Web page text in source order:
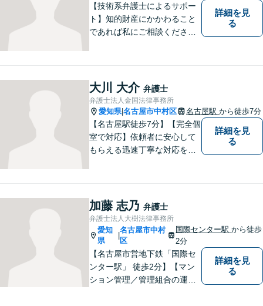
【技術系弁護士によるサポー
ト】知的財産にかかわること
であれば私にご相談くださ
力でサポートいたします。
詳細を見
る
大川 大介 弁護士
弁護士法人金国法律事務所
愛知県|名古屋市中村区 名古屋駅 から徒歩7分
【名古屋駅徒歩7分】【完全個
室で対応】依頼者に安心して
もらえる迅速丁寧な対応をモ
詳細を見
る
加藤 志乃 弁護士
弁護士法人大樹法律事務所
愛知
県
名古屋市中村
区
国際センター駅から徒歩
2分
【名古屋市営地下鉄「国際セ
ンター駅」 徒歩2分】【マン
ション管理／管理組合の運営
詳細を見
る